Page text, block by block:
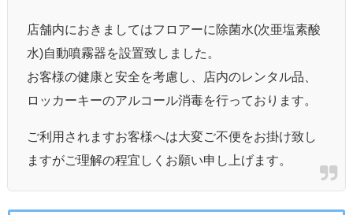
店舗内におきましてはフロアーに除菌水(次亜塩素酸
水)自動噴霧器を設置致しました。
お客様の健康と安全を考慮し、店内のレンタル品、
ロッカーキーのアルコール消毒を行っております。
ご利用されますお客様へは大変ご不便をお掛け致し
ますがご理解の程宜しくお願い申し上げます。